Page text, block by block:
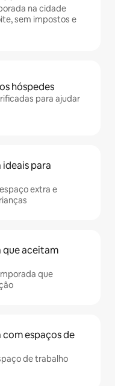
na cidade
sem impostos e
hóspedes
para ajudar
para
extra e
que aceitam
que
espaços de
de trabalho